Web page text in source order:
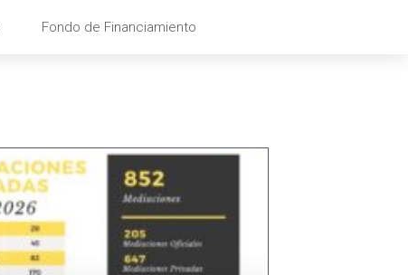
Fondo de Financiamiento